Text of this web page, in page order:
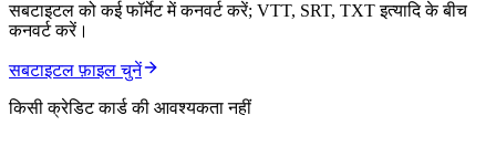
सबटाइटल को कई फॉर्मेट में कनवर्ट करें; VTT, SRT, TXT इत्यादि के बीच
कनवर्ट करें।
सबटाइटल फ़ाइल चुनें
किसी क्रेडिट कार्ड की आवश्यकता नहीं